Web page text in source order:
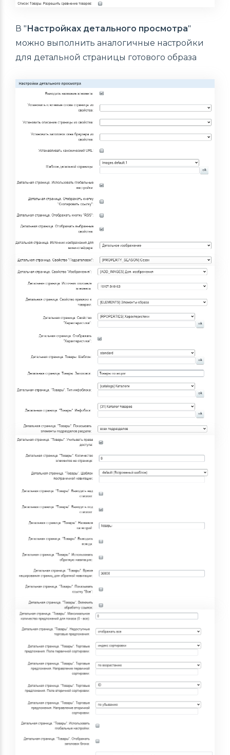
В "Настройках детального просмотра"
можно выполнить аналогичные настройки
для детальной страницы готового образа